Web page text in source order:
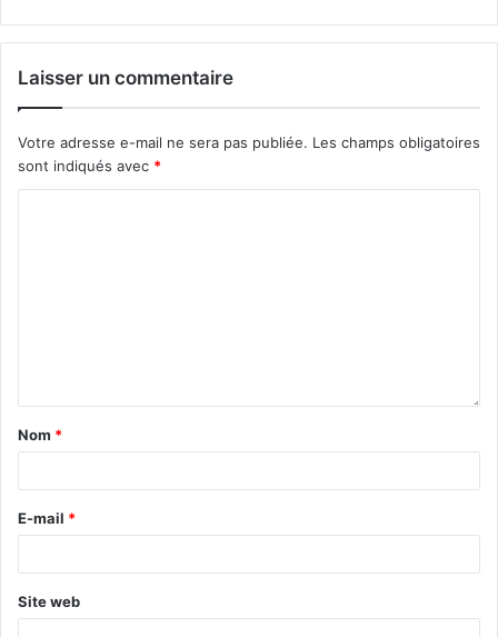
Laisser un commentaire
Votre adresse e-mail ne sera pas publiée. Les champs obligatoires
sont indiqués avec *
Nom *
E-mail *
Site web